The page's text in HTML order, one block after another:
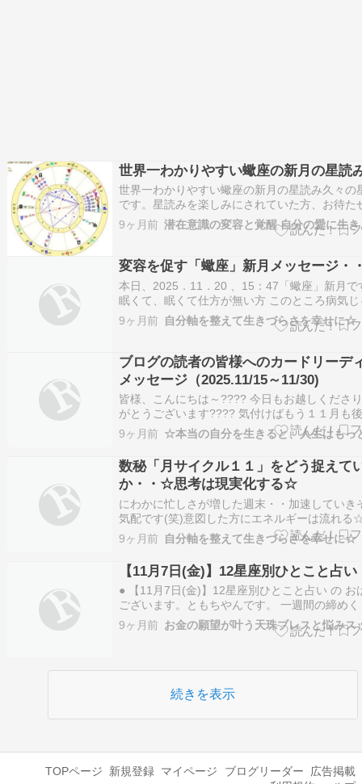
世界一わかりやすい蠍座の新月の星読
世界一わかりやすい蠍座の新月の星読み久々の
です。星読みを楽しみにされていた方、お待た
しました！！本日20日15:47に蠍座で新月を迎
す。22日で太陽が射手座に入ってしまうので、
す。今回のチャートはこちら。7ハ…
9ヶ月前 潜在意識の変容と覚醒 自分の愛に生き
変容を促す「蠍座」新月メッセージ・
本日、2025．11．20 、15：47「蠍座」新月で
眠くて、眠くて仕方が無い方 このところ病気
けど、何故か体調不良が続いている方 このと
然、ギックリ〇〇や〇〇神経痛などしてしまっ
となく、今の関係…
9ヶ月前 自分軸を整えて生きづらさを幸せに☆
ブログの読者の皆様へのカードリーデ
メッセージ（2025.11/15～11/30)
皆様、こんにちは～???? 今日もお越しくださ
がとうございます???? 気付けばもう１１月も
くも年末が近づいておりますが、皆様いかがお
でしょうか。 私は、あまりにはやい時の流れ
つ、太陽蠍座などの影響でしょうか、 様々な
き起こり、過去世の思い…
9ヶ月前
数秘「月サイクル１１」をどう捉えて
か・・☆思考は現実化する☆
にわかに忙しさが増した週末・・加速していき
気配です(笑)意図した方にエネルギーは流れる
＊ ご訪問ありがとうございます愛知の幸せチ
杉浦りえです すっかりと紅葉始まっています
くり腰が良くなって初のウォーキングですなか
い感じで、回復しております…
9ヶ月前 自分軸を整えて生きづらさを幸せに☆
【11月7日(金)】12星座別ひとこと占い
● 【11月7日(金)】12星座別ひとこと占い の お
ございます。ともちやんです。 一週間の締め
金曜日。 ここまで頑張ってきた自分を、少し
てあげましょう。 小さな達成を認めることで
9ヶ月前
続きを表示
TOPページ 新規登録 マイページ ブログリーダー
広告掲載